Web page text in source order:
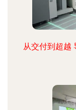
从交付到超越